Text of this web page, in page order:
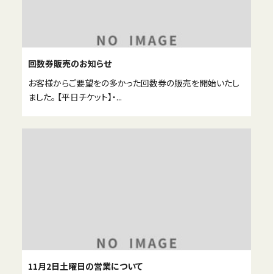
回数券販売のお知らせ
お客様からご要望をの多かった回数券の販売を開始いたし
ました。 【平日チケット】・...
11月2日土曜日の営業について